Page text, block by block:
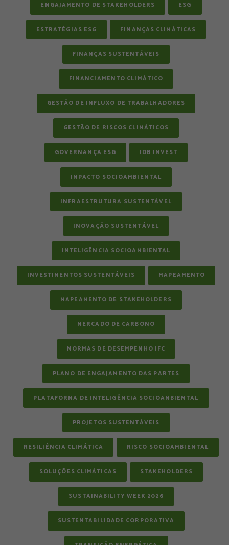
ENGAJAMENTO DE STAKEHOLDERS ESG
ESTRATÉGIAS ESG FINANÇAS CLIMÁTICAS
FINANÇAS SUSTENTÁVEIS
FINANCIAMENTO CLIMÁTICO
GESTÃO DE INFLUXO DE TRABALHADORES
GESTÃO DE RISCOS CLIMÁTICOS
GOVERNANÇA ESG IDB INVEST
IMPACTO SOCIOAMBIENTAL
INFRAESTRUTURA SUSTENTÁVEL
INOVAÇÃO SUSTENTÁVEL
INTELIGÊNCIA SOCIOAMBIENTAL
INVESTIMENTOS SUSTENTÁVEIS MAPEAMENTO
MAPEAMENTO DE STAKEHOLDERS
MERCADO DE CARBONO
NORMAS DE DESEMPENHO IFC
PLANO DE ENGAJAMENTO DAS PARTES
PLATAFORMA DE INTELIGÊNCIA SOCIOAMBIENTAL
PROJETOS SUSTENTÁVEIS
RESILIÊNCIA CLIMÁTICA RISCO SOCIOAMBIENTAL
SOLUÇÕES CLIMÁTICAS STAKEHOLDERS
SUSTAINABILITY WEEK 2026
SUSTENTABILIDADE CORPORATIVA